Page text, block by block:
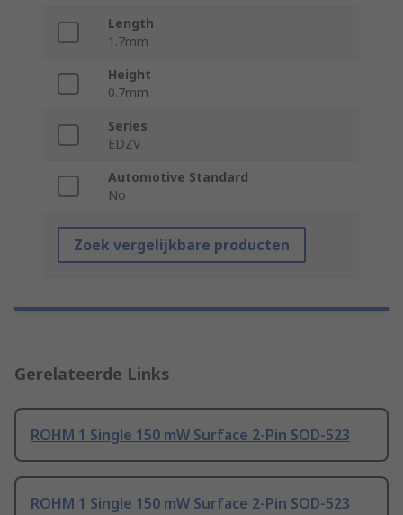
Length
1.7mm
Height
0.7mm
Series
EDZV
Automotive Standard
No
Zoek vergelijkbare producten
Gerelateerde Links
ROHM 1 Single 150 mW Surface 2-Pin SOD-523
ROHM 1 Single 150 mW Surface 2-Pin SOD-523